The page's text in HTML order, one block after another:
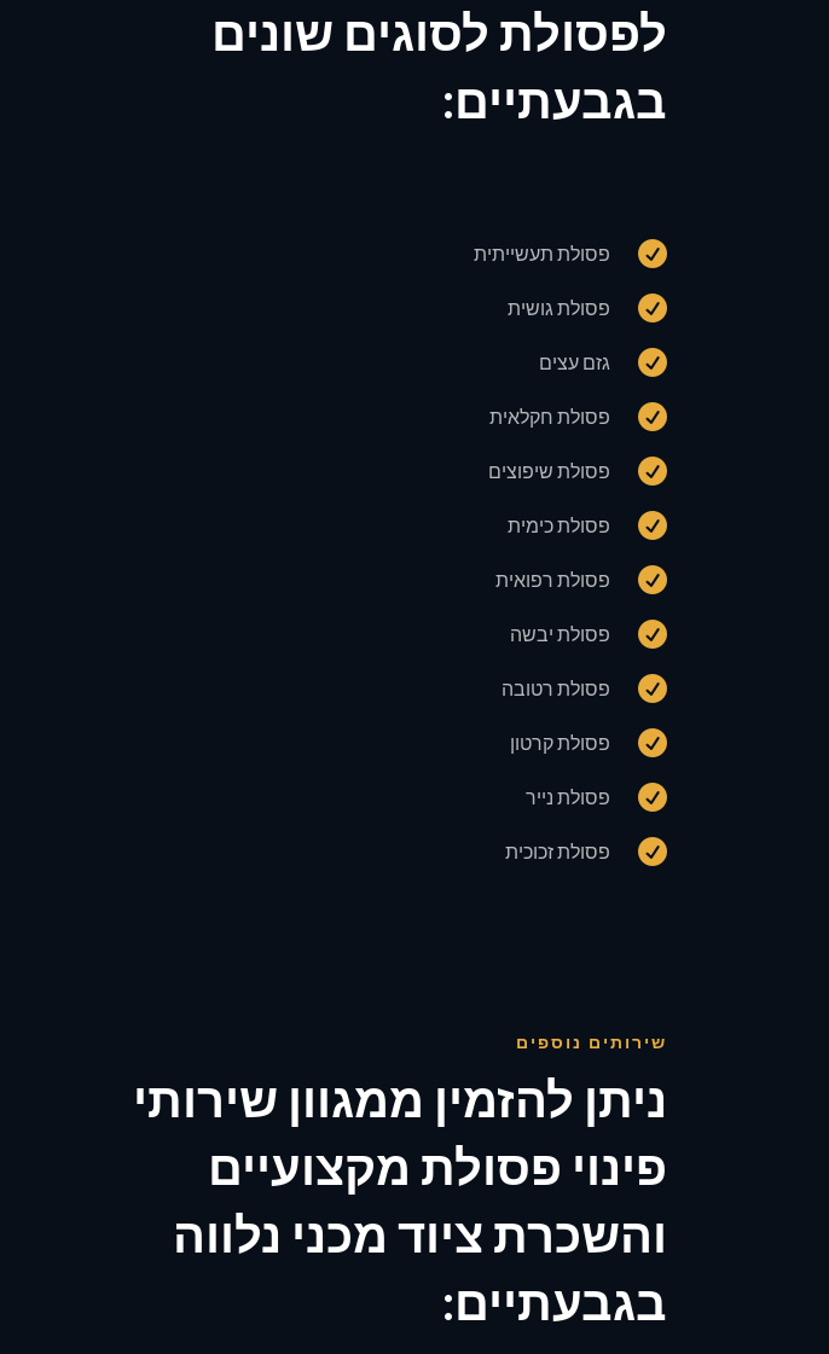
לפסולת לסוגים שונים
בגבעתיים:
 פסולת תעשייתית
 פסולת גושית
 גזם עצים
 פסולת חקלאית
 פסולת שיפוצים
 פסולת כימית
 פסולת רפואית
 פסולת יבשה
 פסולת רטובה
 פסולת קרטון
 פסולת נייר
 פסולת זכוכית
שירותים נוספים
ניתן להזמין ממגוון שירותי
פינוי פסולת מקצועיים
והשכרת ציוד מכני נלווה
בגבעתיים: